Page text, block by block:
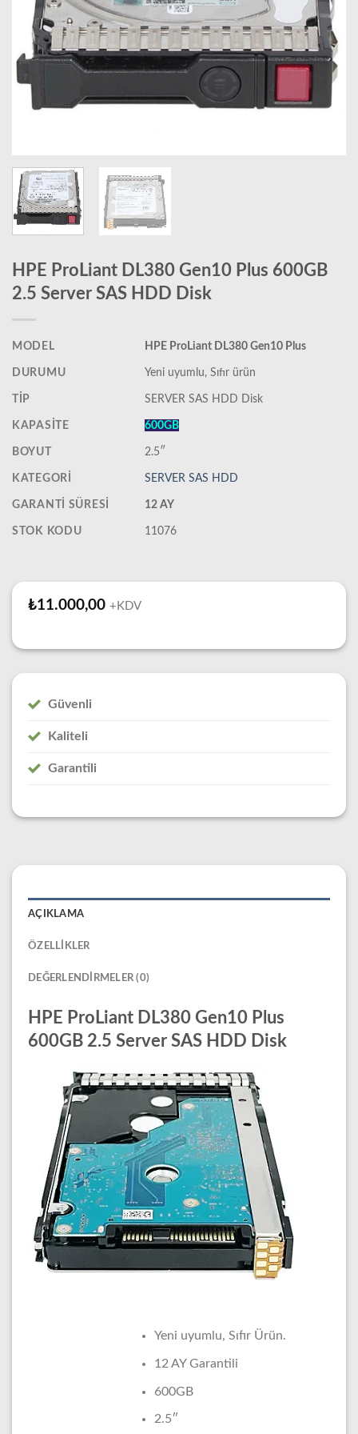
HPE ProLiant DL380 Gen10 Plus 600GB
2.5 Server SAS HDD Disk
MODEL HPE ProLiant DL380 Gen10 Plus
DURUMU ‎Yeni uyumlu, Sıfır ürün
TIP SERVER SAS HDD Disk
KAPASITE 600GB
BOYUT 2.5″
KATEGORI SERVER SAS HDD
GARANTI SÜRESI 12 AY
STOK KODU 11076
₺11.000,00 +KDV
Güvenli
Kaliteli
Garantili
AÇIKLAMA
ÖZELLIKLER
DEĞERLENDIRMELER (0)
HPE ProLiant DL380 Gen10 Plus
600GB 2.5 Server SAS HDD Disk
Yeni uyumlu, Sıfır Ürün.
12 AY Garantili
600GB
2.5″